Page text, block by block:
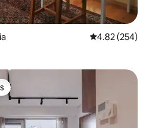
Calificación
4.82 (254)